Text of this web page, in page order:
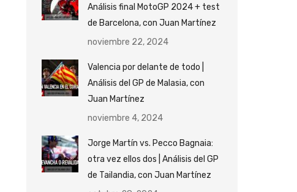
Análisis final MotoGP 2024 + test
de Barcelona, con Juan Martínez
noviembre 22, 2024
Valencia por delante de todo |
Análisis del GP de Malasia, con
Juan Martínez
noviembre 4, 2024
Jorge Martín vs. Pecco Bagnaia:
otra vez ellos dos | Análisis del GP
de Tailandia, con Juan Martínez